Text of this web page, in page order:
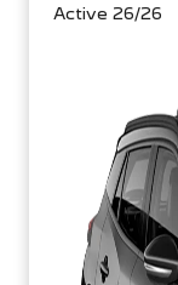
Active 26/26